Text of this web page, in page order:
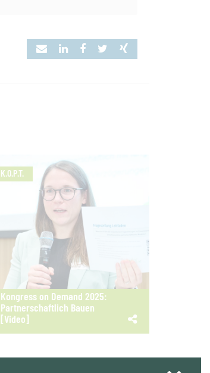
K.O.P.T.
Kongress on Demand 2025:
Partnerschaftlich Bauen
[Video]